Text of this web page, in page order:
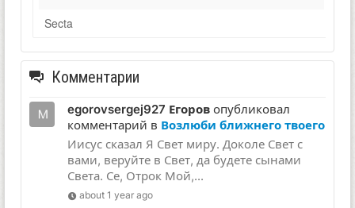
Secta
Комментарии
egorovsergej927 Егоров опубликовал
комментарий в Возлюби ближнего твоего
Иисус сказал Я Свет миру. Доколе Свет с
вами, веруйте в Свет, да будете сынами
Света. Се, Отрок Мой,...
about 1 year ago